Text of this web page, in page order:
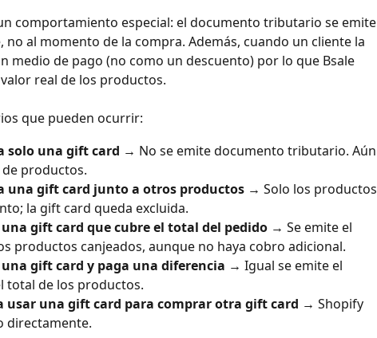
comportamiento especial: el documento tributario se emite
no al momento de la compra. Además, cuando un cliente la
medio de pago (no como un descuento) por lo que Bsale
real de los productos.
que pueden ocurrir:
solo una gift card → No se emite documento tributario. Aún
productos.
una gift card junto a otros productos → Solo los productos
la gift card queda excluida.
gift card que cubre el total del pedido → Se emite el
productos canjeados, aunque no haya cobro adicional.
gift card y paga una diferencia → Igual se emite el
total de los productos.
usar una gift card para comprar otra gift card → Shopify
directamente.